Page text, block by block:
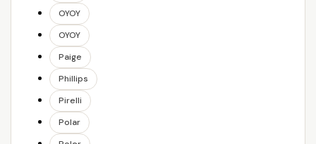
OYOY
OYOY
Paige
Phillips
Pirelli
Polar